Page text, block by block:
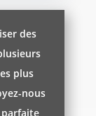
des
plus
nous